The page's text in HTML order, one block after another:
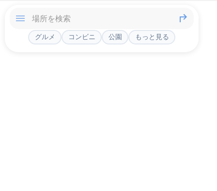
グルメ コンビニ 公園 もっと見る